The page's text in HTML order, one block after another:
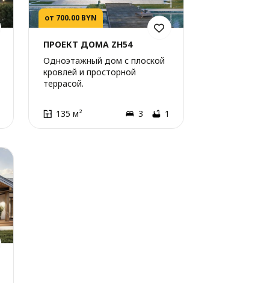
от 700.00 BYN
ПРОЕКТ ДОМА ZH54
Одноэтажный дом с плоской
кровлей и просторной
террасой.
135 м² 3 1